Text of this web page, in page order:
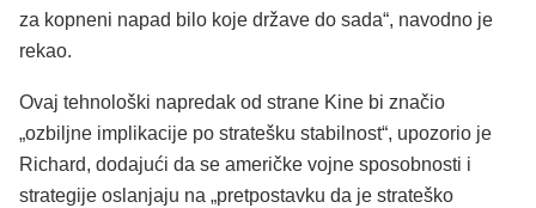
za kopneni napad bilo koje države do sada“, navodno je
rekao.
Ovaj tehnološki napredak od strane Kine bi značio
„ozbiljne implikacije po stratešku stabilnost“, upozorio je
Richard, dodajući da se američke vojne sposobnosti i
strategije oslanjaju na „pretpostavku da je strateško